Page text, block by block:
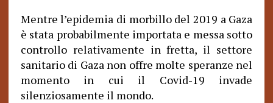
Mentre l’epidemia di morbillo del 2019 a Gaza
è stata probabilmente importata e messa sotto
controllo relativamente in fretta, il settore
sanitario di Gaza non offre molte speranze nel
momento in cui il Covid-19 invade
silenziosamente il mondo.